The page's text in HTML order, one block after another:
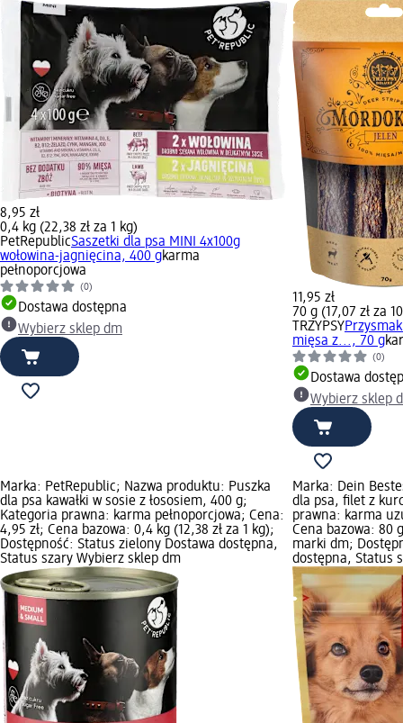
8,95 zł
0,4 kg (22,38 zł za 1 kg)
PetRepublicSaszetki dla psa MINI 4x100g
wołowina-jagnięcina, 400 gkarma
pełnoporcjowa
(0)
Dostawa dostępna
Wybierz sklep dm
11,95 zł
70 g (17,07 zł za
TRZYPSY
mięsa z..., 70 g
(0)
Dostawa
Wybierz sklep
Marka: PetRepublic; Nazwa produktu: Puszka
dla psa kawałki w sosie z łososiem, 400 g;
Kategoria prawna: karma pełnoporcjowa; Cena:
4,95 zł; Cena bazowa: 0,4 kg (12,38 zł za 1 kg);
Dostępność: Status zielony Dostawa dostępna,
Status szary Wybierz sklep dm
Marka: Dein
dla psa, filet z
prawna: karma
Cena bazowa: 80
marki dm;
dostępna, Status